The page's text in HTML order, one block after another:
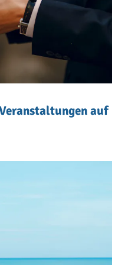
einen Blick auf
über viel
Haustiere
führen zu
zum Wandern
separaten
auf